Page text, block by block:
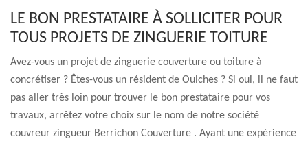
LE BON PRESTATAIRE À SOLLICITER POUR
TOUS PROJETS DE ZINGUERIE TOITURE
Avez-vous un projet de zinguerie couverture ou toiture à
concrétiser ? Êtes-vous un résident de Oulches ? Si oui, il ne faut
pas aller très loin pour trouver le bon prestataire pour vos
travaux, arrêtez votre choix sur le nom de notre société
couvreur zingueur Berrichon Couverture . Ayant une expérience